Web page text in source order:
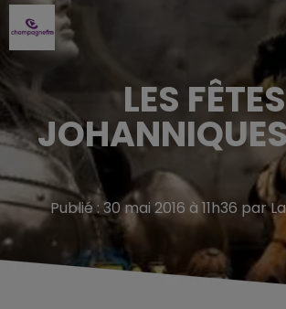
LES FÊTES
Publié : 30 mai 2016 à 11h36 par